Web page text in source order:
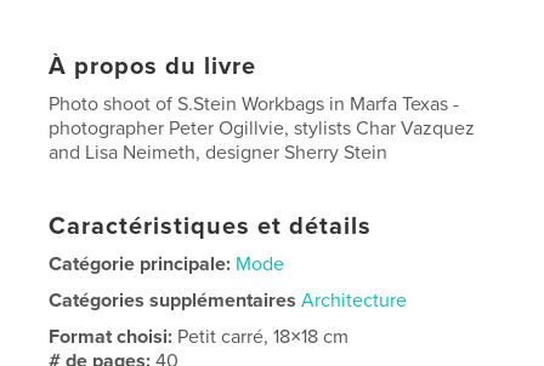
À propos du livre
Photo shoot of S.Stein Workbags in Marfa Texas -
photographer Peter Ogillvie, stylists Char Vazquez
and Lisa Neimeth, designer Sherry Stein
Caractéristiques et détails
Catégorie principale: Mode
Catégories supplémentaires Architecture
Format choisi: Petit carré, 18×18 cm